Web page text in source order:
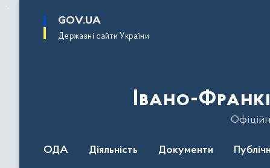
основного
GOV.UA
Державні сайти України
Івано-
ОДА Діяльність Документи